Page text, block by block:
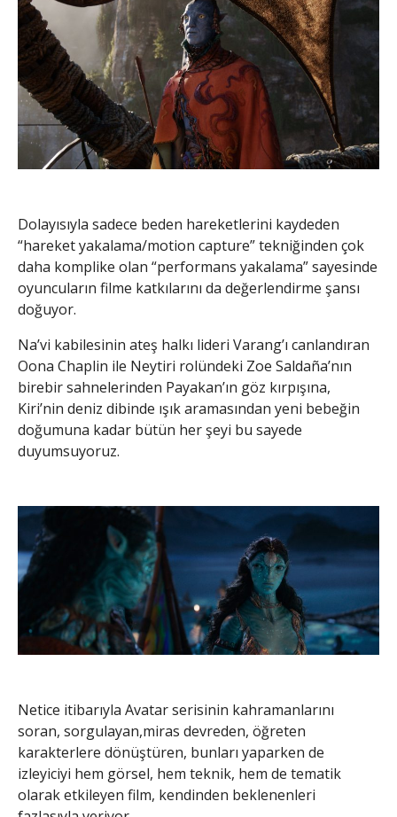
Dolayısıyla sadece beden hareketlerini kaydeden
“hareket yakalama/motion capture” tekniğinden çok
daha komplike olan “performans yakalama” sayesinde
oyuncuların filme katkılarını da değerlendirme şansı
doğuyor.
Na’vi kabilesinin ateş halkı lideri Varang’ı canlandıran
Oona Chaplin ile Neytiri rolündeki Zoe Saldaña’nın
birebir sahnelerinden Payakan’ın göz kırpışına,
Kiri’nin deniz dibinde ışık aramasından yeni bebeğin
doğumuna kadar bütün her şeyi bu sayede
duyumsuyoruz.
Netice itibarıyla Avatar serisinin kahramanlarını
soran, sorgulayan,miras devreden, öğreten
karakterlere dönüştüren, bunları yaparken de
izleyiciyi hem görsel, hem teknik, hem de tematik
olarak etkileyen film, kendinden beklenenleri